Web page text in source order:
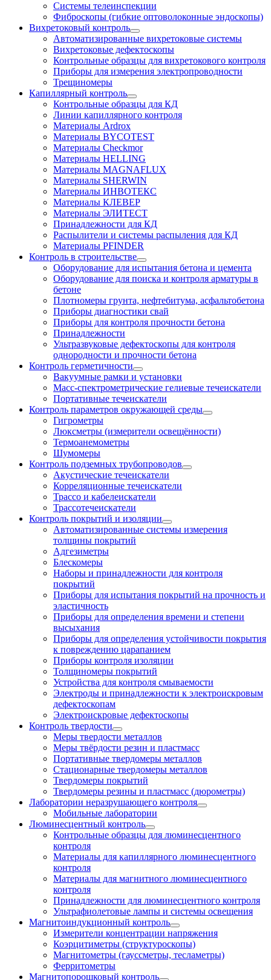
Системы телеинспекции
Фиброскопы (гибкие оптоволоконные эндоскопы)
Вихретоковый контроль
Автоматизированные вихретоковые системы
Вихретоковые дефектоскопы
Контрольные образцы для вихретокового контроля
Приборы для измерения электропроводности
Трещиномеры
Капиллярный контроль
Контрольные образцы для КД
Линии капиллярного контроля
Материалы Ardrox
Материалы BYCOTEST
Материалы Checkmor
Материалы HELLING
Материалы MAGNAFLUX
Материалы SHERWIN
Материалы ИНВОТЕКС
Материалы КЛЕВЕР
Материалы ЭЛИТЕСТ
Принадлежности для КД
Распылители и системы распыления для КД
Материалы PFINDER
Контроль в строительстве
Оборудование для испытания бетона и цемента
Оборудование для поиска и контроля арматуры в
бетоне
Плотномеры грунта, нефтебитума, асфальтобетона
Приборы диагностики свай
Приборы для контроля прочности бетона
Принадлежности
Ультразвуковые дефектоскопы для контроля
однородности и прочности бетона
Контроль герметичности
Вакуумные рамки и установки
Масс-спектрометрические гелиевые течеискатели
Портативные течеискатели
Контроль параметров окружающей среды
Гигрометры
Люксметры (измерители освещённости)
Термоанемометры
Шумомеры
Контроль подземных трубопроводов
Акустические течеискатели
Корреляционные течеискатели
Трассо и кабелеискатели
Трассотечеискатели
Контроль покрытий и изоляции
Автоматизированные системы измерения
толщины покрытий
Адгезиметры
Блескомеры
Наборы и принадлежности для контроля
покрытий
Приборы для испытания покрытий на прочность и
эластичность
Приборы для определения времени и степени
высыхания
Приборы для определения устойчивости покрытия
к повреждению царапанием
Приборы контроля изоляции
Толщиномеры покрытий
Устройства для контроля смываемости
Электроды и принадлежности к электроискровым
дефектоскопам
Электроискровые дефектоскопы
Контроль твердости
Меры твердости металлов
Меры твёрдости резин и пластмасс
Портативные твердомеры металлов
Стационарные твердомеры металлов
Твердомеры покрытий
Твердомеры резины и пластмасс (дюрометры)
Лаборатории неразрушающего контроля
Мобильные лаборатории
Люминесцентный контроль
Контрольные образцы для люминесцентного
контроля
Материалы для капиллярного люминесцентного
контроля
Материалы для магнитного люминесцентного
контроля
Принадлежности для люминесцентного контроля
Ультрафиолетовые лампы и системы освещения
Магнитоиндукционный контроль
Измерители концентрации напряжения
Коэрцитиметры (структуроскопы)
Магнитометры (гауссметры, тесламетры)
Ферритометры
Магнитопорошковый контроль